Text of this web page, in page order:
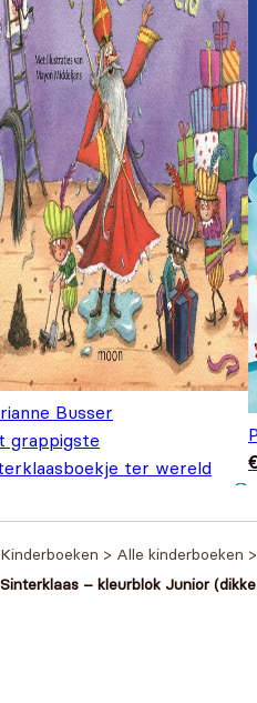
Busser
grappigste
ter wereld
Kinderboeken > Alle kinderboeken >
Sinterklaas – kleurblok Junior (dikke